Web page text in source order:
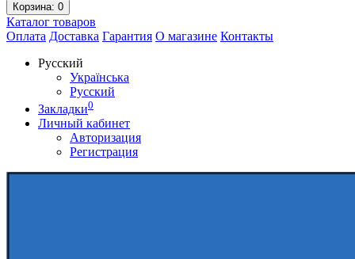
Корзина: 0
Каталог товаров
Оплата Доставка Гарантия О магазине Контакты
Русский
Українська
Русский
Закладки0
Личный кабинет
Авторизация
Регистрация